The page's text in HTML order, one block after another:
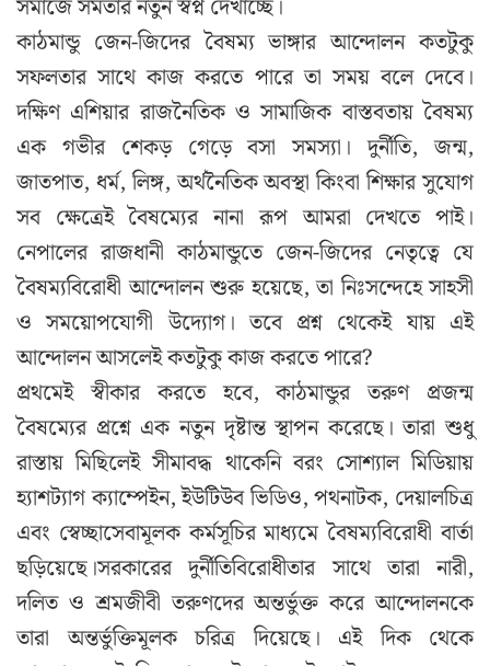
সমাজে সমতার নতুন স্বপ্ন দেখাচ্ছে।
কাঠমান্ডু জেন-জিদের বৈষম্য ভাঙ্গার আন্দোলন কতটুকু
সফলতার সাথে কাজ করতে পারে তা সময় বলে দেবে।
দক্ষিণ এশিয়ার রাজনৈতিক ও সামাজিক বাস্তবতায় বৈষম্য
এক গভীর শেকড় গেড়ে বসা সমস্যা। দুর্নীতি, জন্ম,
জাতপাত, ধর্ম, লিঙ্গ, অর্থনৈতিক অবস্থা কিংবা শিক্ষার সুযোগ
সব ক্ষেত্রেই বৈষম্যের নানা রূপ আমরা দেখতে পাই।
নেপালের রাজধানী কাঠমান্ডুতে জেন-জিদের নেতৃত্বে যে
বৈষম্যবিরোধী আন্দোলন শুরু হয়েছে, তা নিঃসন্দেহে সাহসী
ও সময়োপযোগী উদ্যোগ। তবে প্রশ্ন থেকেই যায় এই
আন্দোলন আসলেই কতটুকু কাজ করতে পারে?
প্রথমেই স্বীকার করতে হবে, কাঠমান্ডুর তরুণ প্রজন্ম
বৈষম্যের প্রশ্নে এক নতুন দৃষ্টান্ত স্থাপন করেছে। তারা শুধু
রাস্তায় মিছিলেই সীমাবদ্ধ থাকেনি বরং সোশ্যাল মিডিয়ায়
হ্যাশট্যাগ ক্যাম্পেইন, ইউটিউব ভিডিও, পথনাটক, দেয়ালচিত্র
এবং স্বেচ্ছাসেবামূলক কর্মসূচির মাধ্যমে বৈষম্যবিরোধী বার্তা
ছড়িয়েছে।সরকারের দুর্নীতিবিরোধীতার সাথে তারা নারী,
দলিত ও শ্রমজীবী তরুণদের অন্তর্ভুক্ত করে আন্দোলনকে
তারা অন্তর্ভুক্তিমূলক চরিত্র দিয়েছে। এই দিক থেকে